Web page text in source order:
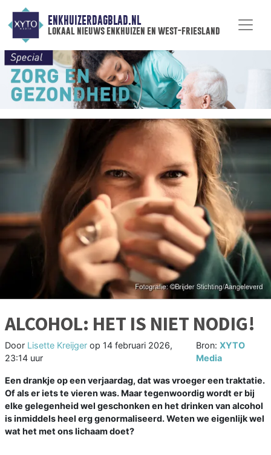
ENKHUIZERDAGBLAD.NL
lokaal nieuws enkhuizen en west-friesland
ALCOHOL: HET IS NIET NODIG!
Door Lisette Kreijger op 14 februari 2026,
23:14 uur
Bron: XYTO
Media
Een drankje op een verjaardag, dat was vroeger een traktatie.
Of als er iets te vieren was. Maar tegenwoordig wordt er bij
elke gelegenheid wel geschonken en het drinken van alcohol
is inmiddels heel erg genormaliseerd. Weten we eigenlijk wel
wat het met ons lichaam doet?